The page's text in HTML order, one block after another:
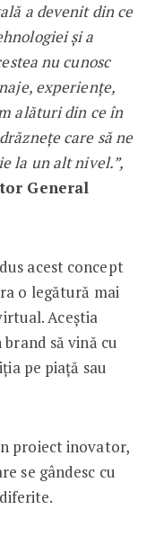
a devenit din ce
și a
nu cunosc
experiențe,
alături din ce în
care să ne
la un alt nivel.”,
General
acest concept
o legătură mai
Aceștia
să vină cu
pe piață sau
proiect inovator,
se gândesc cu